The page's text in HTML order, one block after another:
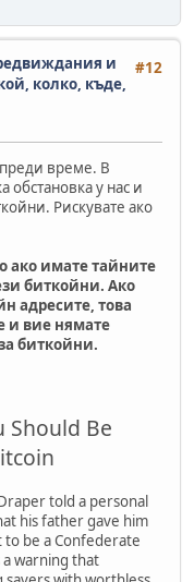
#12
и
колко, къде,
време. В
обстановка у нас и
Рискувате ако
имате тайните
биткойни. Ако
адресите, това
и вие нямате
биткойни.
Should Be
told a personal
his father gave him
be a Confederate
a warning that